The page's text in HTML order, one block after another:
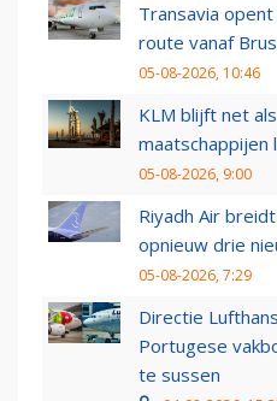
Transavia
route vanaf
05-08-2026, 10:46
KLM blijft net
maatschappijen
05-08-2026, 9:00
Riyadh Air
opnieuw drie
05-08-2026, 7:29
Directie
Portugese
te sussen